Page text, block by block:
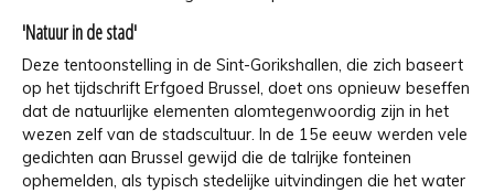
'Natuur in de stad'
Deze tentoonstelling in de Sint-Gorikshallen, die zich baseert
op het tijdschrift Erfgoed Brussel, doet ons opnieuw beseffen
dat de natuurlijke elementen alomtegenwoordig zijn in het
wezen zelf van de stadscultuur. In de 15e eeuw werden vele
gedichten aan Brussel gewijd die de talrijke fonteinen
ophemelden, als typisch stedelijke uitvindingen die het water